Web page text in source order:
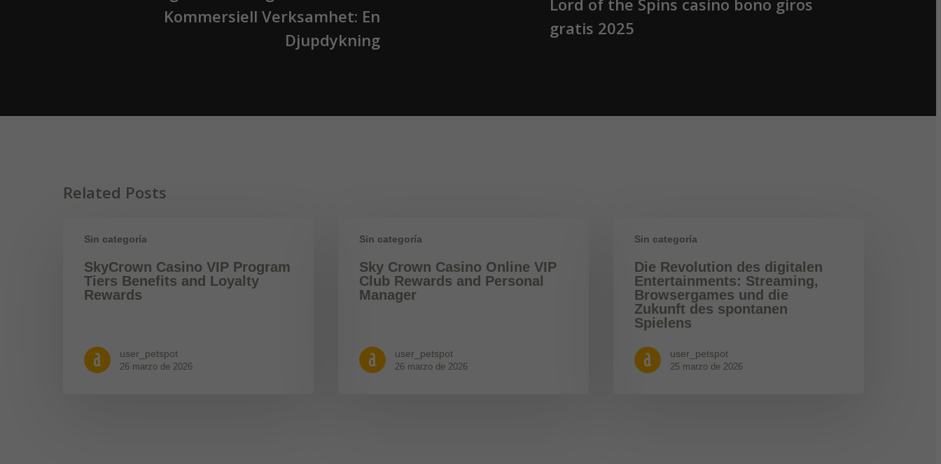
Kommersiell Verksamhet: En
Djupdykning
gratis 2025
Related Posts
Sin categoría
SkyCrown Casino VIP Program
Tiers Benefits and Loyalty
Rewards
user_petspot
26 marzo de 2026
Sin categoría
Sky Crown Casino Online VIP
Club Rewards and Personal
Manager
user_petspot
26 marzo de 2026
Sin categoría
Die Revolution des digitalen
Entertainments: Streaming,
Browsergames und die
Zukunft des spontanen
Spielens
user_petspot
25 marzo de 2026